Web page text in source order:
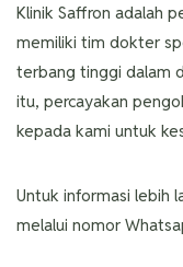
Klinik Saffron adalah
memiliki tim dokter
terbang tinggi dalam
itu, percayakan
kepada kami untuk
Untuk informasi lebih
melalui nomor